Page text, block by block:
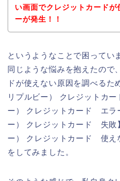
い画面でクレジットカードが
ーが発生！！
というようなことで困ってい
同じような悩みを抱えたので
ドが使えない原因を調べるた
リプルビー） クレジットカ
ー） クレジットカード エラ
ー） クレジットカード 失敗
ー） クレジットカード 使え
をしてみました。